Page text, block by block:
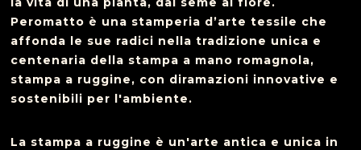
Peromatto è una stamperia d’arte tessile che
affonda le sue radici nella tradizione unica e
centenaria della stampa a mano romagnola,
stampa a ruggine, con diramazioni innovative e
sostenibili per l'ambiente.
La stampa a ruggine è un'arte antica e unica in